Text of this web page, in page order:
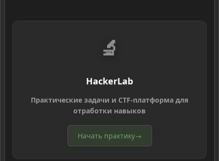
🔬
HackerLab
Практические задачи и CTF-платформа для
отработки навыков
Начать практику→